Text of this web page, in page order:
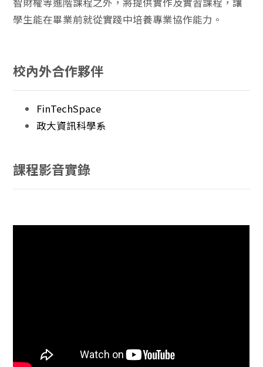
學生能在畢業前就從實踐中培養專業協作能力。
校內外合作夥伴
FinTechSpace
政大資訊科學系
課程影音實錄